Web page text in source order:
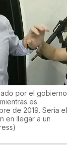
por el gobierno
es
de 2019. Sería el
en llegar a un
)